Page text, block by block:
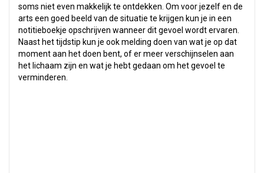
soms niet even makkelijk te ontdekken. Om voor jezelf en de
arts een goed beeld van de situatie te krijgen kun je in een
notitieboekje opschrijven wanneer dit gevoel wordt ervaren.
Naast het tijdstip kun je ook melding doen van wat je op dat
moment aan het doen bent, of er meer verschijnselen aan
het lichaam zijn en wat je hebt gedaan om het gevoel te
verminderen.